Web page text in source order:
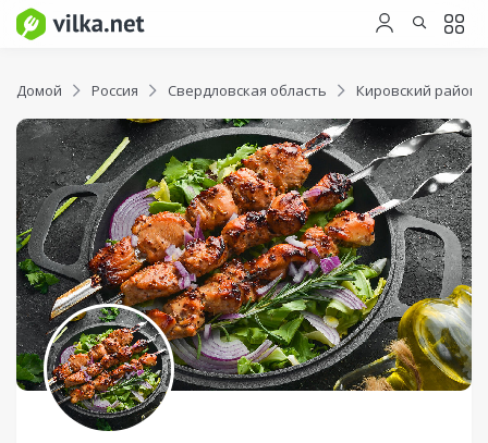
Домой Россия Свердловская область Кировский район